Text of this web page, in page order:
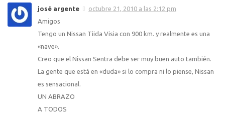
josé argente
octubre 21, 2010 a las 2:12 pm
Amigos
Tengo un Nissan Tiida Visia con 900 km. y realmente es una
«nave».
Creo que el Nissan Sentra debe ser muy buen auto también.
La gente que está en «duda» si lo compra ni lo piense, Nissan
es sensacional.
UN ABRAZO
A TODOS